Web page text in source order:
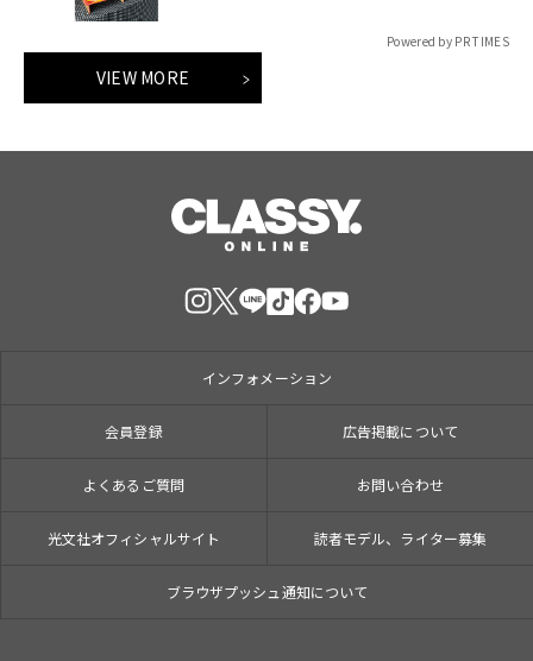
Powered by PR TIMES
VIEW MORE
インフォメーション
会員登録 広告掲載について
よくあるご質問 お問い合わせ
光文社オフィシャルサイト 読者モデル、ライター募集
ブラウザプッシュ通知について